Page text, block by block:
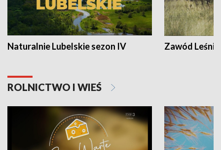
Naturalnie Lubelskie sezon IV Zawód Leśnik
ROLNICTWO I WIEŚ